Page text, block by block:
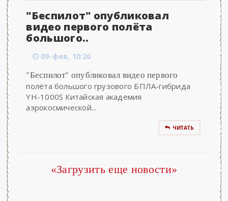
"Беспилот" опубликовал
видео первого полёта
большого..
09-фев, 10:20
"Беспилот" опубликовал видео первого
полёта большого грузового БПЛА-гибрида
YH-1000S Китайская академия
аэрокосмической...
ЧИТАТЬ
«Загрузить еще новости»